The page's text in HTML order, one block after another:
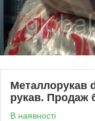
Металлорукав
рукав. Продаж
В наявності